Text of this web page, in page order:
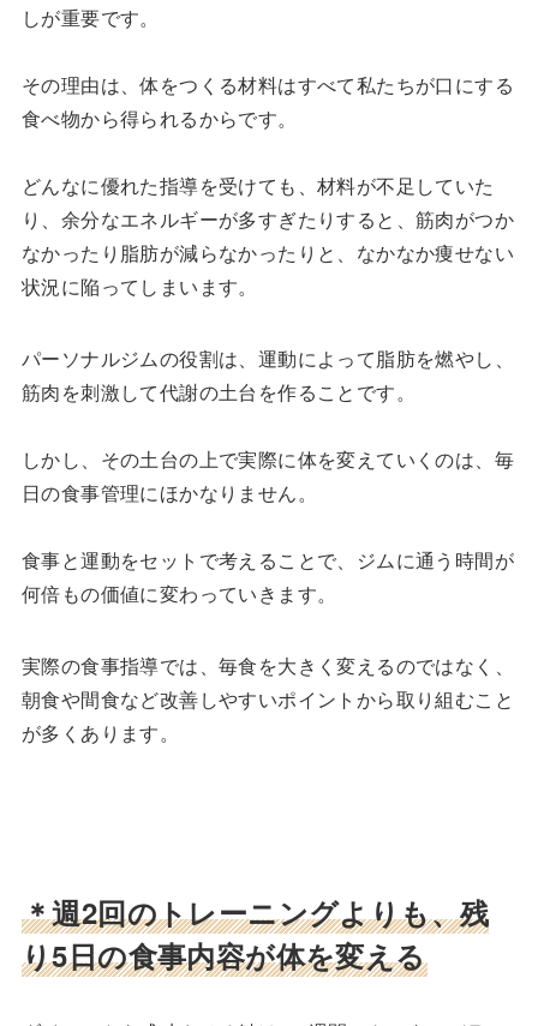
しが重要です。
その理由は、体をつくる材料はすべて私たちが口にする
食べ物から得られるからです。
どんなに優れた指導を受けても、材料が不足していた
り、余分なエネルギーが多すぎたりすると、筋肉がつか
なかったり脂肪が減らなかったりと、なかなか痩せない
状況に陥ってしまいます。
パーソナルジムの役割は、運動によって脂肪を燃やし、
筋肉を刺激して代謝の土台を作ることです。
しかし、その土台の上で実際に体を変えていくのは、毎
日の食事管理にほかなりません。
食事と運動をセットで考えることで、ジムに通う時間が
何倍もの価値に変わっていきます。
実際の食事指導では、毎食を大きく変えるのではなく、
朝食や間食など改善しやすいポイントから取り組むこと
が多くあります。
＊週2回のトレーニングよりも、残
り5日の食事内容が体を変える